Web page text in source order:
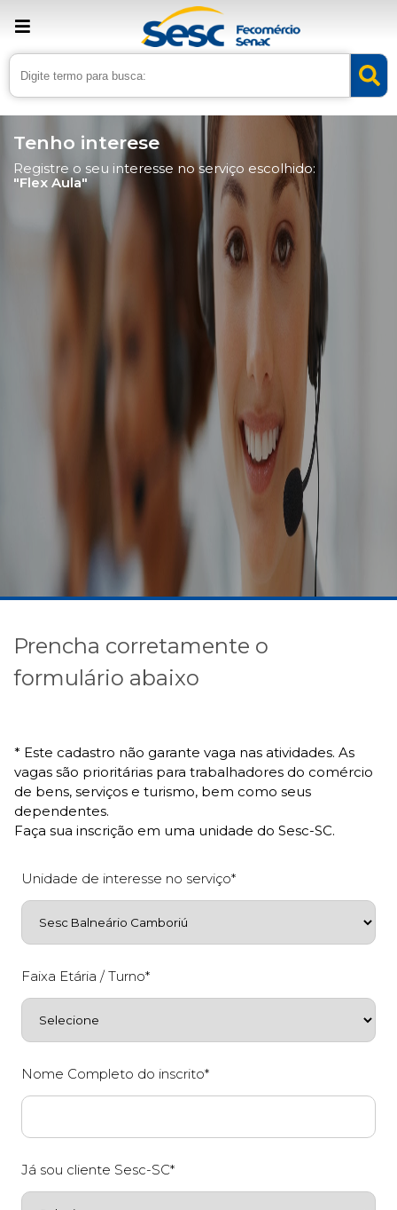
Tenho interese
Registre o seu interesse no serviço escolhido:
"Flex Aula"
Prencha corretamente o
formulário abaixo
* Este cadastro não garante vaga nas atividades. As
vagas são prioritárias para trabalhadores do comércio
de bens, serviços e turismo, bem como seus
dependentes.
Faça sua inscrição em uma unidade do Sesc-SC.
Unidade de interesse no serviço*
Faixa Etária / Turno*
Nome Completo do inscrito*
Já sou cliente Sesc-SC*